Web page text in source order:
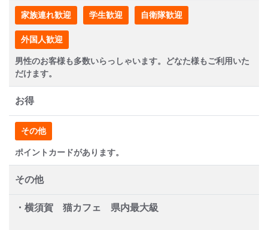
家族連れ歓迎 学生歓迎 自衛隊歓迎
外国人歓迎
男性のお客様も多数いらっしゃいます。どなた様もご利用いた
だけます。
お得
その他
ポイントカードがあります。
その他
・横須賀 猫カフェ 県内最大級